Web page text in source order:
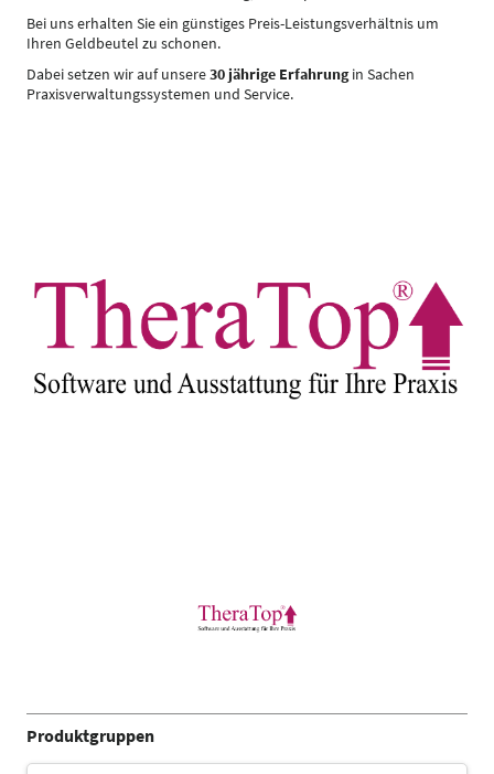
Bei uns erhalten Sie ein günstiges Preis-Leistungsverhältnis um
Ihren Geldbeutel zu schonen.
Dabei setzen wir auf unsere30 jährige Erfahrungin Sachen
Praxisverwaltungssystemen und Service.
Produktgruppen